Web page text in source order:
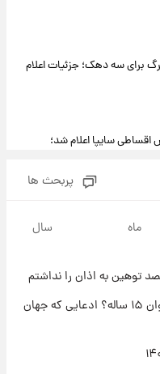
برای سه دهک؛ جزئیات اعلام
اقساطی سایپا اعلام شد؛
پربحث ها
ماه سال
توهین به اذان را نداشتم
راز طول عمر انسان در دستان یک نوجوان ۱۵ ساله؟ ادعایی که جهان